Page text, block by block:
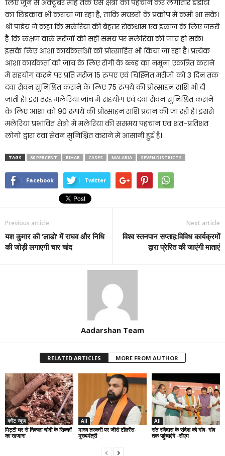
लिए जून से अक्टूबर माह तक ऐसे क्षेत्रों की पहचान कर लगातार डीडीटी
का छिडकाव भी कराया जा रहा है, ताकि मच्छरों के प्रकोप में कमी आ सके।
श्री पांडेय ने कहा कि मलेरिया की बेहतर रोकथाम एवं इलाज के लिए जरूरी
है कि लक्षण वाले मरीजों की सही समय पर मलेरिया की जांच हो सके।
इसके लिए आशा कार्यकर्ताओं को प्रोत्साहित भी किया जा रहा है। प्रत्येक
आशा कार्यकर्ता को जांच के लिए रोगी के ब्लड का नमूना एकत्रित कराने
में सहयोग करने पर प्रति मरीज 15 रुपए एवं चिह्नित मरीजों को 3 दिन तक
दवा सेवन सुनिश्चित कराने के लिए 75 रुपये की प्रोत्साहन राशि भी दी
जाती है। इस तरह मलेरिया जांच में सहयोग एवं दवा सेवन सुनिश्चित कराने
के लिए आशा को 90 रुपये की प्रोत्साहन राशि प्रदान की जा रही है। इससे
मलेरिया प्रभावित क्षेत्रों में मलेरिया की ससमय पहचान एवं शत-प्रतिशत
लोगों द्वारा दवा सेवन सुनिश्चित कराने में आसानी हुई है।
TAGS 80 PERCENT BIHAR CASES MALARIA SEVEN DISTRICTS
Facebook Twitter
Previous article
यश कुमार की ‘लाडो’ में राघव और निधि
की जोड़ी लगाएगी चार चांद
Next article
विश्व स्तनपान सप्ताह:विविध कार्यक्रमों
द्वारा प्रेरित की जाएंगी माताएं
Aadarshan Team
RELATED ARTICLES MORE FROM AUTHOR
करेंट न्यूज़
मिट्टी घर से निकला चांदी के सिक्कों
का खजाना
All
मानव तस्करी पर जीरो टॉलरेंस-
मुख्यमंत्री
All
संत रविदास के संदेश को गांव- गांव
तक पहुंचाएंगे -सीएम